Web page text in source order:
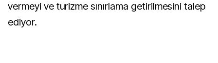
vermeyi ve turizme sınırlama getirilmesini talep
ediyor.